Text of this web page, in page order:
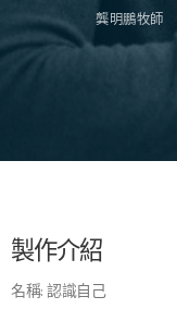
龔明鵬牧師
製作介紹
名稱: 認識自己